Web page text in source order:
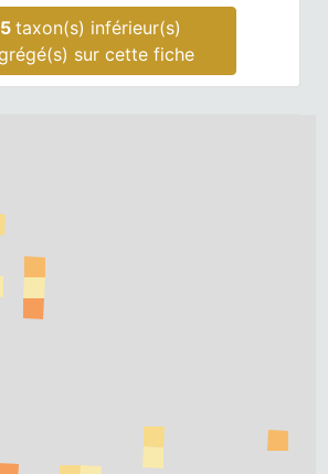
5taxon(s) inférieur(s)
agrégé(s) sur cette fiche